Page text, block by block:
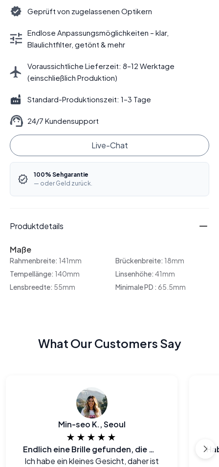
Geprüft von zugelassenen Optikern
Endlose Anpassungsmöglichkeiten – klar,
Blaulichtfilter, getönt & mehr
Voraussichtliche Lieferzeit: 8–12 Werktage
(einschließlich Produktion)
Standard-Produktionszeit: 1–3 Tage
24/7 Kundensupport
Live-Chat
100% Sehgarantie
— oder Geld zurück.
Produktdetails
Maße
Rahmenbreite: 141mm Brückenbreite: 18mm
Tempellänge: 140mm Linsenhöhe: 41mm
Lensbreedte: 55mm Minimale PD : 65.5mm
What Our Customers Say
Min-seo K., Seoul
★★★★★
Endlich eine Brille gefunden, die mir passt und auch noch gut für meinen Geldbeutel ist.
Ich habe ein kleines Gesicht, daher ist